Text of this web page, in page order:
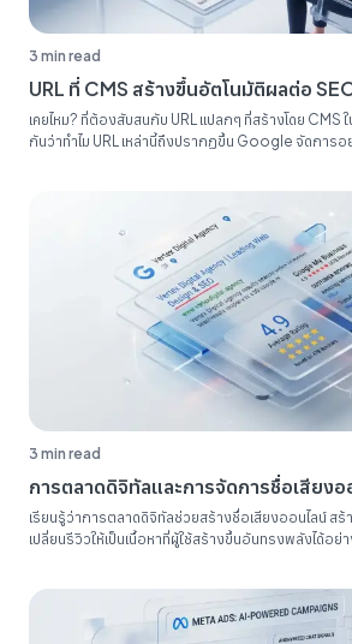
3 min read
URL ที่ CMS สร้างขึ้นอัตโนมัติผลต่อ
เคยไหม? ที่ต้องสับสนกับ URL แปลกๆ ที่สร้างโดย CMS
กันว่าทำไม URL เหล่านี้ถึงปรากฏขึ้น Google จัดการ
3 min read
การตลาดดิจิทัลและการจัดการชื่อเสียงอ
เรียนรู้ว่าการตลาดดิจิทัลช่วยสร้างชื่อเสียงออนไลน์ ส
เปลี่ยนรีวิวให้เป็นเนื้อหาที่ผู้ใช้สร้างขึ้นอันทรงพลังได้อย่า